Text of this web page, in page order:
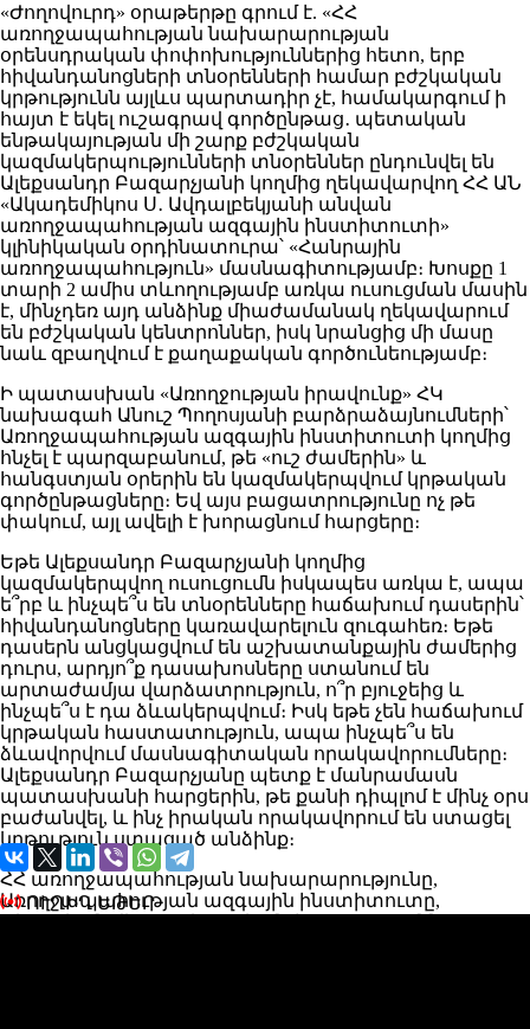
«Ժողովուրդ» օրաթերթը գրում է. «ՀՀ
առողջապահության նախարարության
օրենսդրական փոփոխություններից հետո, երբ
հիվանդանոցների տնօրենների համար բժշկական
կրթությունն այլևս պարտադիր չէ, համակարգում ի
հայտ է եկել ուշագրավ գործընթաց․ պետական
ենթակայության մի շարք բժշկական
կազմակերպությունների տնօրեններ ընդունվել են
Ալեքսանդր Բազարչյանի կողմից ղեկավարվող ՀՀ ԱՆ
«Ակադեմիկոս Ս․ Ավդալբեկյանի անվան
առողջապահության ազգային ինստիտուտի»
կլինիկական օրդինատուրա՝ «Հանրային
առողջապահություն» մասնագիտությամբ։ Խոսքը 1
տարի 2 ամիս տևողությամբ առկա ուսուցման մասին
է, մինչդեռ այդ անձինք միաժամանակ ղեկավարում
են բժշկական կենտրոններ, իսկ նրանցից մի մասը
նաև զբաղվում է քաղաքական գործունեությամբ։
Ի պատասխան «Առողջության իրավունք» ՀԿ
նախագահ Անուշ Պողոսյանի բարձրաձայնումների՝
Առողջապահության ազգային ինստիտուտի կողմից
հնչել է պարզաբանում, թե «ուշ ժամերին» և
հանգստյան օրերին են կազմակերպվում կրթական
գործընթացները։ Եվ այս բացատրությունը ոչ թե
փակում, այլ ավելի է խորացնում հարցերը։
Եթե Ալեքսանդր Բազարչյանի կողմից
կազմակերպվող ուսուցումն իսկապես առկա է, ապա
ե՞րբ և ինչպե՞ս են տնօրենները հաճախում դասերին՝
հիվանդանոցները կառավարելուն զուգահեռ։ Եթե
դասերն անցկացվում են աշխատանքային ժամերից
դուրս, արդյո՞ք դասախոսները ստանում են
արտաժամյա վարձատրություն, ո՞ր բյուջեից և
ինչպե՞ս է դա ձևակերպվում։ Իսկ եթե չեն հաճախում
կրթական հաստատություն, ապա ինչպե՞ս են
ձևավորվում մասնագիտական որակավորումները։
Ալեքսանդր Բազարչյանը պետք է մանրամասն
պատասխանի հարցերին, թե քանի դիպլոմ է մինչ օրս
բաժանվել, և ինչ իրական որակավորում են ստացել
կրթություն ստացած անձինք։
ՀՀ առողջապահության նախարարությունը,
Առողջապահության ազգային ինստիտուտը,
ՈՒՂԻՂ ԵԹԵՐ